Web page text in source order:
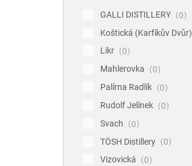
GALLI DISTILLERY
0
Koštická (Karfíkův Dvůr)
Likr
0
Mahlerovka
0
Palírna Radlík
0
Rudolf Jelínek
0
Svach
0
TÖSH Distillery
0
Vizovická
0